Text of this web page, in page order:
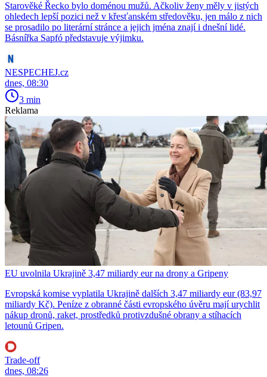
Starověké Řecko bylo doménou mužů. Ačkoliv ženy měly v jistých
ohledech lepší pozici než v křesťanském středověku, jen málo z nich
se prosadilo po literární stránce a jejich jména znají i dnešní lidé.
Básnířka Sapfó představuje výjimku.
NESPECHEJ.cz
dnes, 08:30
3 min
Reklama
EU uvolnila Ukrajině 3,47 miliardy eur na drony a Gripeny
Evropská komise vyplatila Ukrajině dalších 3,47 miliardy eur (83,97
miliardy Kč). Peníze z obranné části evropského úvěru mají urychlit
nákup dronů, raket, prostředků protivzdušné obrany a stíhacích
letounů Gripen.
Trade-off
dnes, 08:26